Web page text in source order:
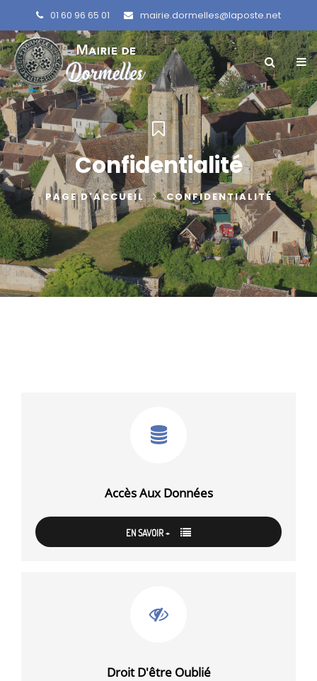
01 60 96 65 01 mairie.dormelles@laposte.net
Confidentialité
PAGE D'ACCUEIL CONFIDENTIALITÉ
Accès Aux Données
EN SAVOIR +
Droit D'être Oublié